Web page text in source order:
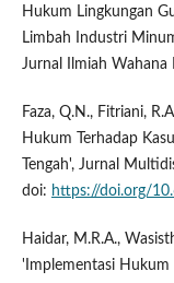
Hukum Lingkungan
Limbah Industri
Jurnal Ilmiah Wahana
Faza, Q.N., Fitriani,
Hukum Terhadap
Tengah', Jurnal
doi: https://doi.org/
Haidar, M.R.A.,
'Implementasi Hukum